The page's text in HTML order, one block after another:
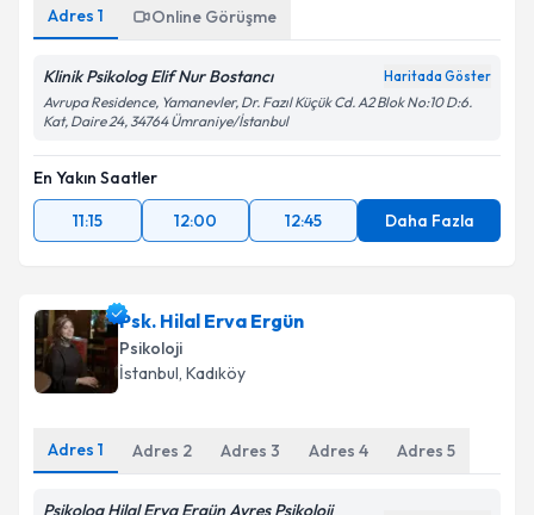
Adres 1 Online Görüşme
Klinik Psikolog Elif Nur Bostancı Haritada Göster
Avrupa Residence, Yamanevler, Dr. Fazıl Küçük Cd. A2 Blok No:10 D:6.
Kat, Daire 24, 34764 Ümraniye/İstanbul
En Yakın Saatler
11:15
12:00 12:45 Daha Fazla
Psk. Hilal Erva Ergün
Psikoloji
İstanbul, Kadıköy
Adres 1 Adres 2 Adres 3 Adres 4 Adres 5
Psikolog Hilal Erva Ergün Ayres Psikoloji